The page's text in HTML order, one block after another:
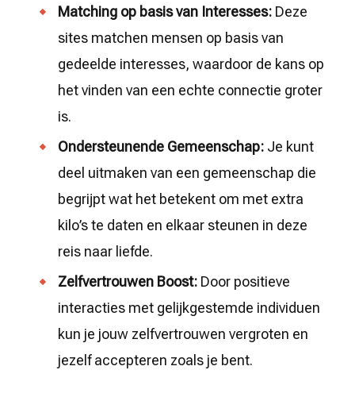
Matching op basis van Interesses: Deze
sites matchen mensen op basis van
gedeelde interesses, waardoor de kans op
het vinden van een echte connectie groter
is.
Ondersteunende Gemeenschap: Je kunt
deel uitmaken van een gemeenschap die
begrijpt wat het betekent om met extra
kilo’s te daten en elkaar steunen in deze
reis naar liefde.
Zelfvertrouwen Boost: Door positieve
interacties met gelijkgestemde individuen
kun je jouw zelfvertrouwen vergroten en
jezelf accepteren zoals je bent.